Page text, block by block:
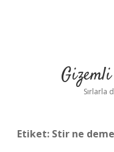
Sırlarla
Etiket: Stir ne